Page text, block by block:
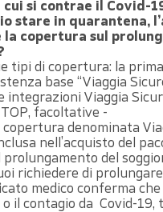
cui si contrae il Covid-
stare in quarantena,
la copertura sul
tipi di copertura: la
base “Viaggia
integrazioni Viaggia
TOP, facoltative -
copertura denominata
nell’acquisto del
del
richiedere di
medico conferma
o il contagio da Covid-19,